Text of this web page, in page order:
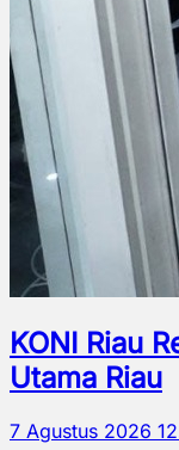
KONI Riau
Utama Riau
7 Agustus 2026